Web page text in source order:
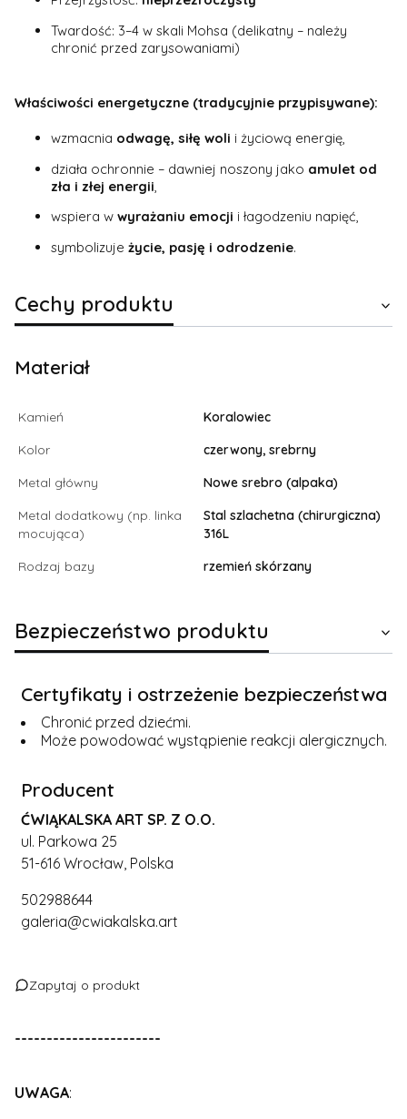
Twardość: 3–4 w skali Mohsa (delikatny – należy
chronić przed zarysowaniami)
Właściwości energetyczne (tradycyjnie przypisywane):
wzmacnia odwagę, siłę woli i życiową energię,
działa ochronnie – dawniej noszony jako amulet od
zła i złej energii
wspiera w wyrażaniu emocji i łagodzeniu napięć,
symbolizuje życie, pasję i odrodzenie.
Cechy produktu
Materiał
Kamień
Koralowiec
Kolor
czerwony, srebrny
Metal główny
Nowe srebro (alpaka)
Metal dodatkowy (np. linka
mocująca)
Stal szlachetna (chirurgiczna)
316L
Rodzaj bazy
rzemień skórzany
Bezpieczeństwo produktu
Certyfikaty i ostrzeżenie bezpieczeństwa
Chronić przed dziećmi.
Może powodować wystąpienie reakcji alergicznych.
Producent
ĆWIĄKALSKA ART SP. Z O.O.
ul. Parkowa 25
51-616 Wrocław, Polska
502988644
galeria@cwiakalska.art
Zapytaj o produkt
-----------------------
UWAGA: